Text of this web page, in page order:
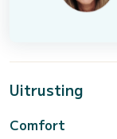
Uitrusting
Comfort